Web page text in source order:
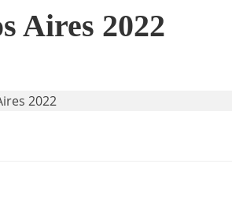
Aires 2022